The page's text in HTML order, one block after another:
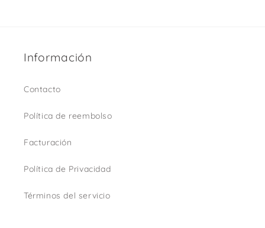
Información
Contacto
Política de reembolso
Facturación
Política de Privacidad
Términos del servicio